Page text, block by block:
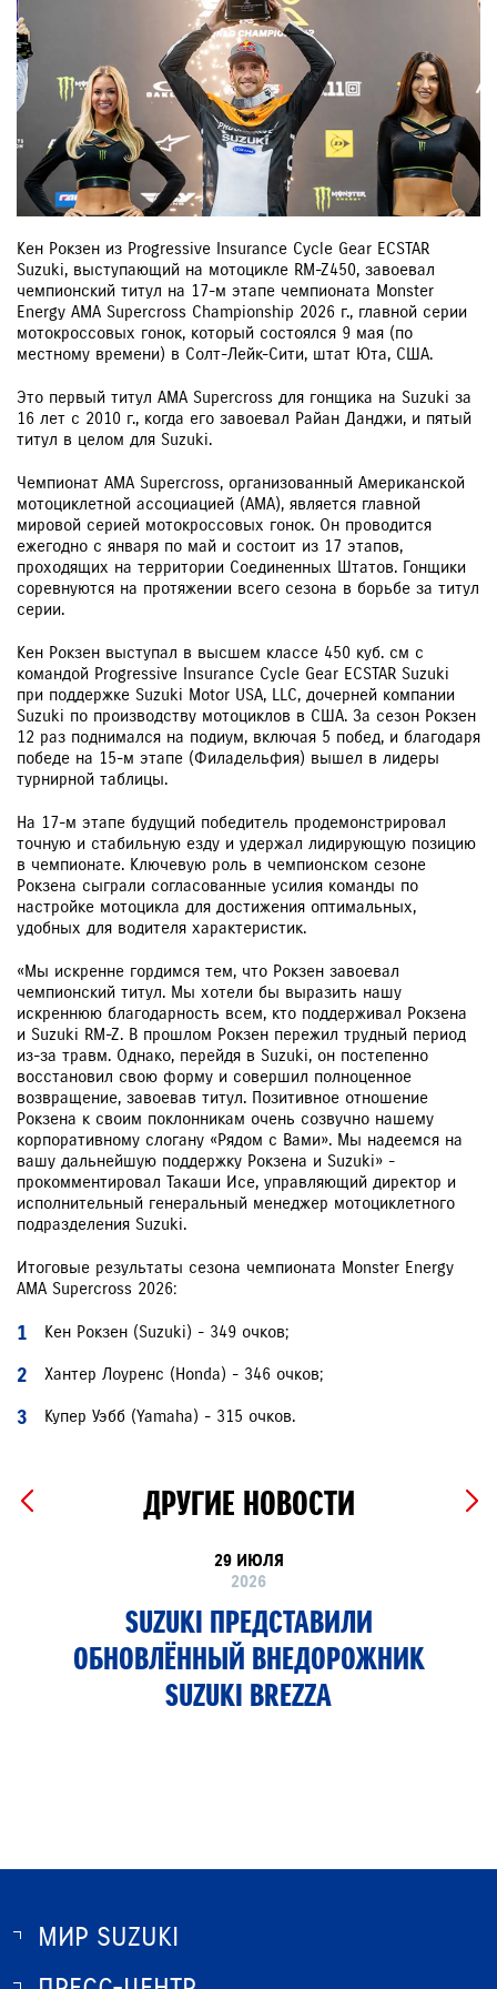
Кен Рокзен из Progressive Insurance Cycle Gear ECSTAR
Suzuki, выступающий на мотоцикле RM-Z450, завоевал
чемпионский титул на 17-м этапе чемпионата Monster
Energy AMA Supercross Championship 2026 г., главной серии
мотокроссовых гонок, который состоялся 9 мая (по
местному времени) в Солт-Лейк-Сити, штат Юта, США.
Это первый титул AMA Supercross для гонщика на Suzuki за
16 лет с 2010 г., когда его завоевал Райан Данджи, и пятый
титул в целом для Suzuki.
Чемпионат AMA Supercross, организованный Американской
мотоциклетной ассоциацией (AMA), является главной
мировой серией мотокроссовых гонок. Он проводится
ежегодно с января по май и состоит из 17 этапов,
проходящих на территории Соединенных Штатов. Гонщики
соревнуются на протяжении всего сезона в борьбе за титул
серии.
Кен Рокзен выступал в высшем классе 450 куб. см с
командой Progressive Insurance Cycle Gear ECSTAR Suzuki
при поддержке Suzuki Motor USA, LLC, дочерней компании
Suzuki по производству мотоциклов в США. За сезон Рокзен
12 раз поднимался на подиум, включая 5 побед, и благодаря
победе на 15-м этапе (Филадельфия) вышел в лидеры
турнирной таблицы.
На 17-м этапе будущий победитель продемонстрировал
точную и стабильную езду и удержал лидирующую позицию
в чемпионате. Ключевую роль в чемпионском сезоне
Рокзена сыграли согласованные усилия команды по
настройке мотоцикла для достижения оптимальных,
удобных для водителя характеристик.
«Мы искренне гордимся тем, что Рокзен завоевал
чемпионский титул. Мы хотели бы выразить нашу
искреннюю благодарность всем, кто поддерживал Рокзена
и Suzuki RM-Z. В прошлом Рокзен пережил трудный период
из-за травм. Однако, перейдя в Suzuki, он постепенно
восстановил свою форму и совершил полноценное
возвращение, завоевав титул. Позитивное отношение
Рокзена к своим поклонникам очень созвучно нашему
корпоративному слогану «Рядом с Вами». Мы надеемся на
вашу дальнейшую поддержку Рокзена и Suzuki» -
прокомментировал Такаши Исе, управляющий директор и
исполнительный генеральный менеджер мотоциклетного
подразделения Suzuki.
Итоговые результаты сезона чемпионата Monster Energy
AMA Supercross 2026:
Кен Рокзен (Suzuki) - 349 очков;
Хантер Лоуренс (Honda) - 346 очков;
Купер Уэбб (Yamaha) - 315 очков.
ДРУГИЕ НОВОСТИ
29 ИЮЛЯ
2026
SUZUKI ПРЕДСТАВИЛИ
ОБНОВЛЁННЫЙ ВНЕДОРОЖНИК
SUZUKI BREZZA
МИР SUZUKI
О SUZUKI